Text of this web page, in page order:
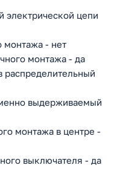
электрической цепи
монтажа - нет
монтажа - да
распределительный
выдерживаемый
монтажа в центре -
выключателя - да